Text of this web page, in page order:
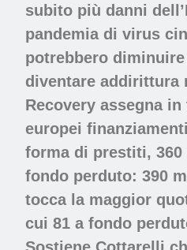
subito più danni
pandemia di virus
potrebbero
diventare addirittura
Recovery assegna
europei
forma di prestiti,
fondo perduto: 390
tocca la maggior
cui 81 a fondo